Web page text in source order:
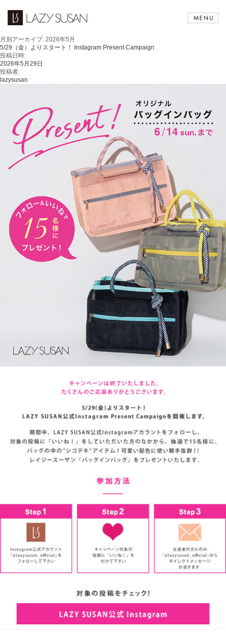
月別アーカイブ: 2026年5月
5/29（金）よりスタート！ Instagram Present Campaign
投稿日時:
2026年5月29日
投稿者:
lazysusan